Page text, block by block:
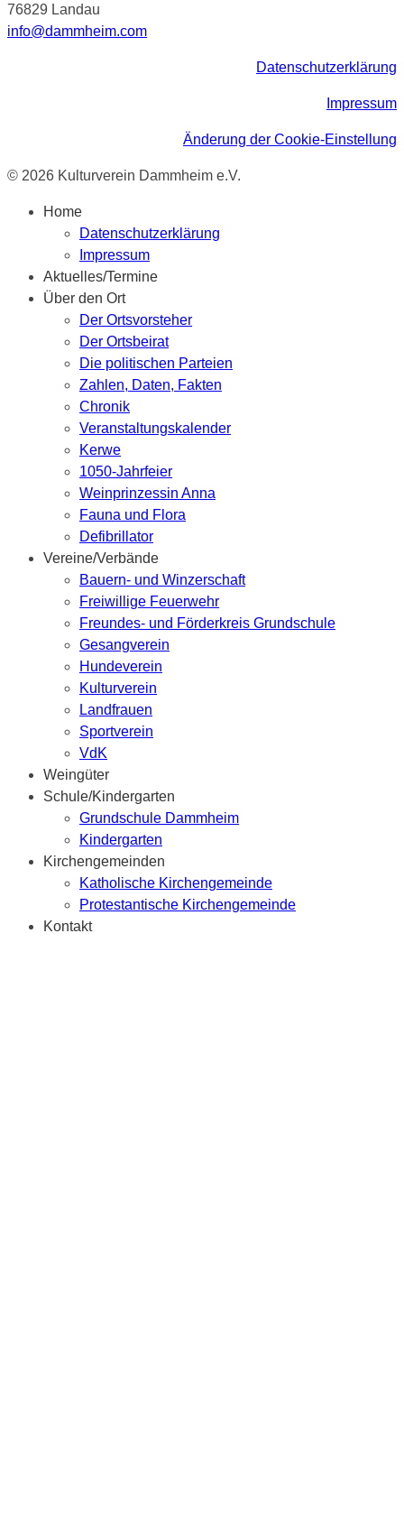
76829 Landau
info@dammheim.com
Datenschutzerklärung
Impressum
Änderung der Cookie-Einstellung
© 2026 Kulturverein Dammheim e.V.
Home
Datenschutzerklärung
Impressum
Aktuelles/Termine
Über den Ort
Der Ortsvorsteher
Der Ortsbeirat
Die politischen Parteien
Zahlen, Daten, Fakten
Chronik
Veranstaltungskalender
Kerwe
1050-Jahrfeier
Weinprinzessin Anna
Fauna und Flora
Defibrillator
Vereine/Verbände
Bauern- und Winzerschaft
Freiwillige Feuerwehr
Freundes- und Förderkreis Grundschule
Gesangverein
Hundeverein
Kulturverein
Landfrauen
Sportverein
VdK
Weingüter
Schule/Kindergarten
Grundschule Dammheim
Kindergarten
Kirchengemeinden
Katholische Kirchengemeinde
Protestantische Kirchengemeinde
Kontakt